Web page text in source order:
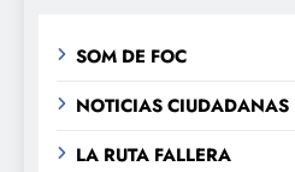
SOM DE FOC
NOTICIAS CIUDADANAS
LA RUTA FALLERA